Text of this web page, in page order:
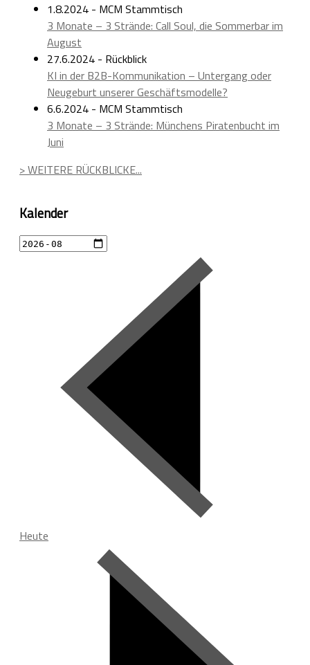
1.8.2024 - MCM Stammtisch
3 Monate – 3 Strände: Call Soul, die Sommerbar im
August
27.6.2024 - Rückblick
KI in der B2B-Kommunikation – Untergang oder
Neugeburt unserer Geschäftsmodelle?
6.6.2024 - MCM Stammtisch
3 Monate – 3 Strände: Münchens Piratenbucht im
Juni
> WEITERE RÜCKBLICKE...
Kalender
Heute